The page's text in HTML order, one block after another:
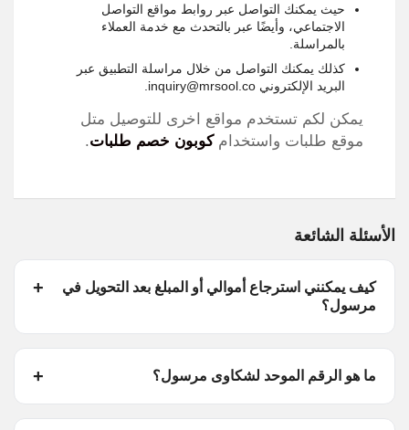
حيث يمكنك التواصل عبر روابط مواقع التواصل
الاجتماعي، وأيضًا عبر بالتحدث مع خدمة العملاء
بالمراسلة.
كذلك يمكنك التواصل من خلال مراسلة التطبيق عبر
البريد الإلكتروني inquiry@mrsool.co.
يمكن لكم تستخدم مواقع اخرى للتوصيل متل
موقع طلبات واستخدامكوبون خصم طلبات.
الأسئلة الشائعة
كيف يمكنني استرجاع أموالي أو المبلغ بعد التحويل في
مرسول؟
ما هو الرقم الموحد لشكاوى مرسول؟